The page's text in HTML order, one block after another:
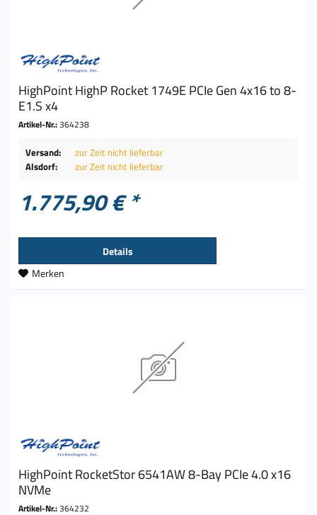
HighPoint HighP Rocket 1749E PCIe Gen 4x16 to 8-
E1.S x4
Artikel-Nr.:364238
Versand:
zur Zeit nicht lieferbar
Alsdorf:
zur Zeit nicht lieferbar
1.775,90 € *
Details
Merken
HighPoint RocketStor 6541AW 8-Bay PCIe 4.0 x16
NVMe
Artikel-Nr.:364232